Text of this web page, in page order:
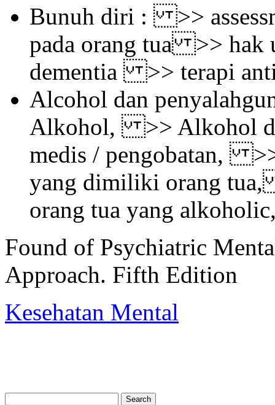
Bunuh diri : >>
pada orang tua >>
dementia >> terapi
Alcohol dan
Alkohol, >> Alkohol
medis / pengobatan,
yang dimiliki orang tua,
orang tua yang
Found of Psychiatric
Approach. Fifth Edition
Kesehatan Mental